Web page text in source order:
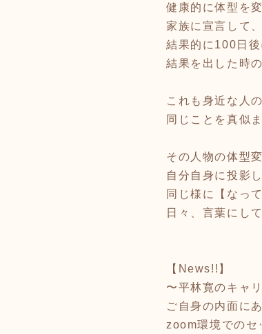
健康的に体型を
家族に宣言して
結果的に100日後
結果を出した時
これも身近な人
同じことを真似ま
その人物の体型変
自分自身に投影し
同じ様に【なっ
日々、言葉にし
【News!!】
〜平林寛のキャ
ご自身の内面に
zoom環境でのセ